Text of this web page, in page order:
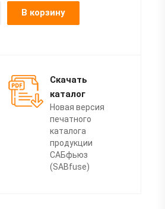
В корзину
Скачать
каталог
Новая версия
печатного
каталога
продукции
САБфьюз
(SABfuse)